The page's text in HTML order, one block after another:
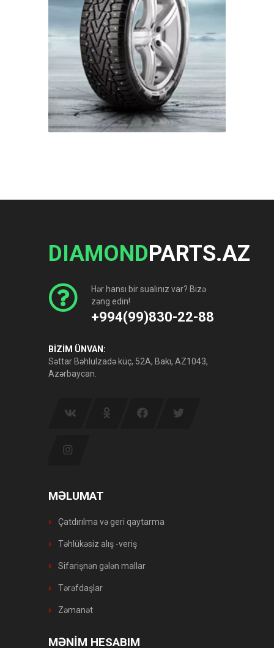
DIAMONDPARTS.AZ
Hər hansı bir sualınız var? Bizə
zəng edin!
+994(99)830-22-88
BİZİM ÜNVAN:
Səttar Bəhlulzadə küç, 52A, Bakı, AZ1043,
Azərbaycan.
MƏLUMAT
Çatdırılma və geri qaytarma
Təhlükəsiz alış -veriş
Sifarişnən gələn mallar
Tərəfdaşlar
Zəmanət
MƏNİM HESABIM